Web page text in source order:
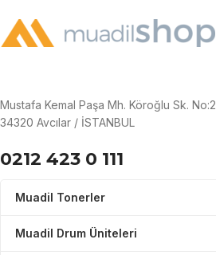
Mustafa Kemal Paşa Mh. Köroğlu Sk. No:2,
34320 Avcılar / İSTANBUL
0212 423 0 111
Muadil Tonerler
Muadil Drum Üniteleri